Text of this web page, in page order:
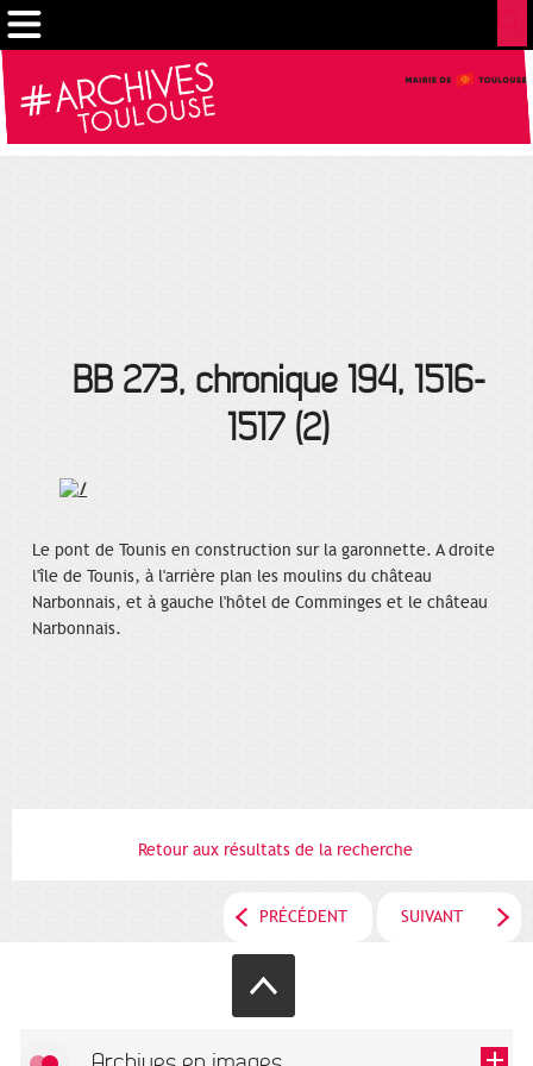
BB 273, chronique 194, 1516-
1517 (2)
Le pont de Tounis en construction sur la garonnette. A droite
l'île de Tounis, à l'arrière plan les moulins du château
Narbonnais, et à gauche l'hôtel de Comminges et le château
Narbonnais.
Retour aux résultats de la recherche
PRÉCÉDENT SUIVANT
Gestion de vos préférences sur les cookies